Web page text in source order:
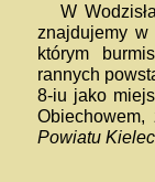
W
znajdujemy
którym
rannych
8-iu jako
Powiatu